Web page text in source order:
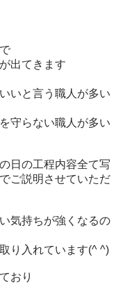
出てきます
いと言う職人が多い
守らない職人が多い
日の工程内容全て写
ご説明させていただ
気持ちが強くなるの
り入れています(^ ^)
おり